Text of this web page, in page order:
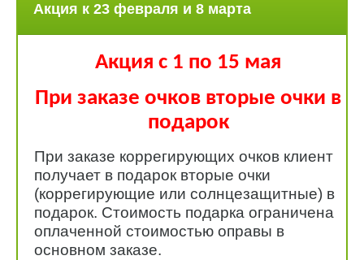
Акция к 23 февраля и 8 марта
Акция с 1 по 15 мая
При заказе очков вторые очки в
подарок
При заказе коррегирующих очков клиент
получает в подарок вторые очки
(коррегирующие или солнцезащитные) в
подарок. Стоимость подарка ограничена
оплаченной стоимостью оправы в
основном заказе.